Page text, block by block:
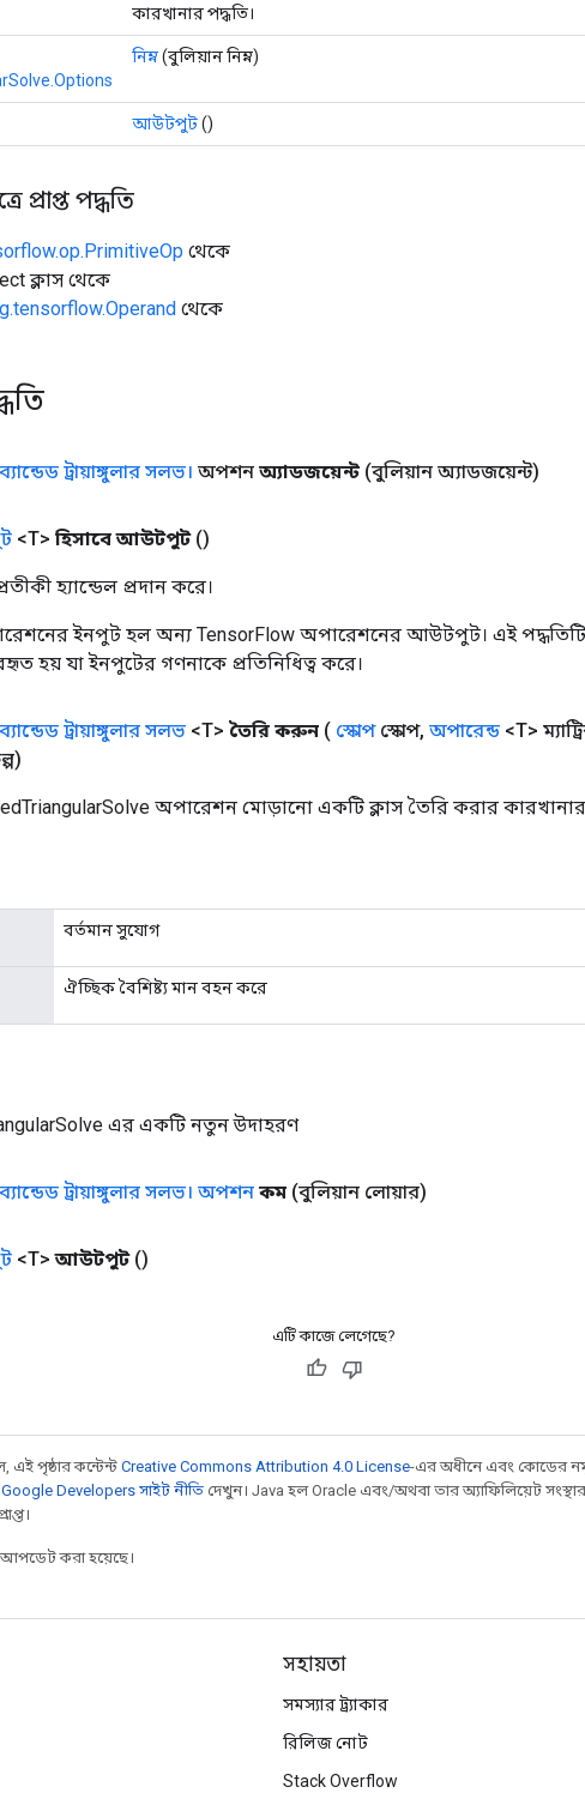
কারখানার পদ্ধতি।
নিম্ন(বুলিয়ান নিম্ন)
আউটপুট()
প্রাপ্ত পদ্ধতি
থেকে
ক্লাস থেকে
থেকে
ব্যান্ডেড ট্রায়াঙ্গুলার সলভ। অপশন অ্যাডজয়েন্ট (বুলিয়ান অ্যাডজয়েন্ট)
<T> হিসাবে আউটপুট ()
হ্যান্ডেল প্রদান করে।
ইনপুট হল অন্য TensorFlow অপারেশনের আউটপুট। এই
হয় যা ইনপুটের গণনাকে প্রতিনিধিত্ব করে।
ব্যান্ডেড ট্রায়াঙ্গুলার সলভ <T> তৈরি করুন ( স্কোপস্কোপ, অপারেন্ড <T>
অপারেশন মোড়ানো একটি ক্লাস তৈরি করার কারখানার
বর্তমান সুযোগ
ঐচ্ছিক বৈশিষ্ট্য মান বহন করে
এর একটি নতুন উদাহরণ
ব্যান্ডেড ট্রায়াঙ্গুলার সলভ। অপশন কম (বুলিয়ান লোয়ার)
<T> আউটপুট ()
এটি কাজে লেগেছে?
এই পৃষ্ঠার কন্টেন্ট Creative Commons Attribution 4.0 License-এর অধীনে এবং কোডের
Google Developers সাইট নীতি দেখুন। Java হল Oracle এবং/অথবা তার অ্যাফিলিয়েট সংস্থার
আপডেট করা হয়েছে।
সহায়তা
সমস্যার ট্র্যাকার
রিলিজ নোট
Stack Overflow